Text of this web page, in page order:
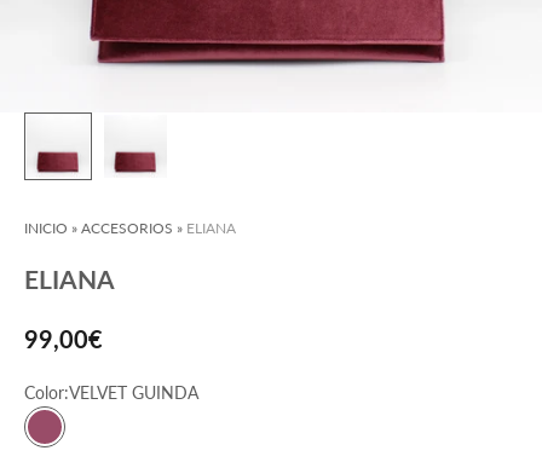
INICIO » ACCESORIOS » ELIANA
ELIANA
Precio de oferta
99,00€
Color:VELVET GUINDA
VELVET GUINDA